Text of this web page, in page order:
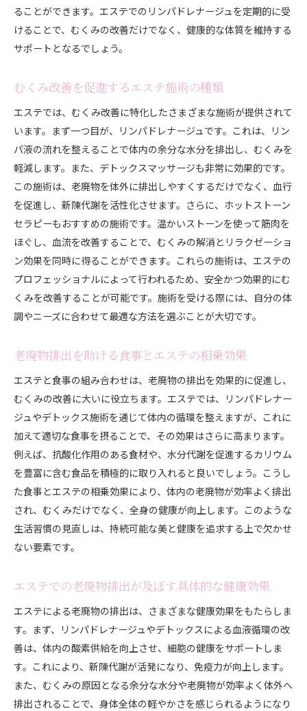
ることができます。エステでのリンパドレナージュを定期的に受
けることで、むくみの改善だけでなく、健康的な体質を維持する
サポートとなるでしょう。
むくみ改善を促進するエステ施術の種類
エステでは、むくみ改善に特化したさまざまな施術が提供されて
います。まず一つ目が、リンパドレナージュです。これは、リン
パ液の流れを整えることで体内の余分な水分を排出し、むくみを
軽減します。また、デトックスマッサージも非常に効果的です。
この施術は、老廃物を体外に排出しやすくするだけでなく、血行
を促進し、新陳代謝を活性化させます。さらに、ホットストーン
セラピーもおすすめの施術です。温かいストーンを使って筋肉を
ほぐし、血流を改善することで、むくみの解消とリラクゼーショ
ン効果を同時に得ることができます。これらの施術は、エステの
プロフェッショナルによって行われるため、安全かつ効果的にむ
くみを改善することが可能です。施術を受ける際には、自分の体
調やニーズに合わせて最適な方法を選ぶことが大切です。
老廃物排出を助ける食事とエステの相乗効果
エステと食事の組み合わせは、老廃物の排出を効果的に促進し、
むくみの改善に大いに役立ちます。エステでは、リンパドレナー
ジュやデトックス施術を通じて体内の循環を整えますが、これに
加えて適切な食事を摂ることで、その効果はさらに高まります。
例えば、抗酸化作用のある食材や、水分代謝を促進するカリウム
を豊富に含む食品を積極的に取り入れると良いでしょう。こうし
た食事とエステの相乗効果により、体内の老廃物が効率よく排出
され、むくみだけでなく、全身の健康が向上します。このような
生活習慣の見直しは、持続可能な美と健康を追求する上で欠かせ
ない要素です。
エステでの老廃物排出が及ぼす具体的な健康効果
エステによる老廃物の排出は、さまざまな健康効果をもたらしま
す。まず、リンパドレナージュやデトックスによる血液循環の改
善は、体内の酸素供給を向上させ、細胞の健康をサポートしま
す。これにより、新陳代謝が活発になり、免疫力が向上します。
また、むくみの原因となる余分な水分や老廃物が効率よく体外へ
排出されることで、身体全体の軽やかさを感じられるようになり